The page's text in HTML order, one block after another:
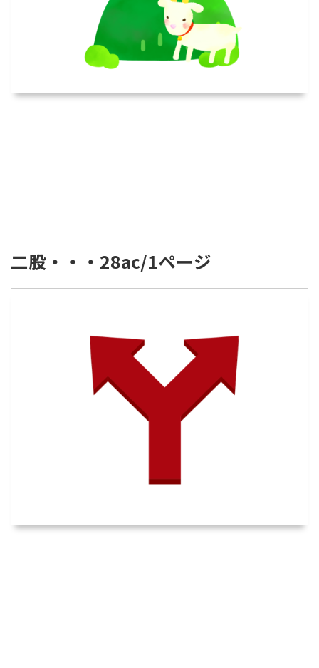
二股・・・28ac/1ページ